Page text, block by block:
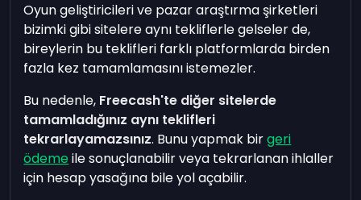
Oyun geliştiricileri ve pazar araştırma şirketleri
bizimki gibi sitelere aynı tekliflerle gelseler de,
bireylerin bu teklifleri farklı platformlarda birden
fazla kez tamamlamasını istemezler.
Bu nedenle, Freecash'te diğer sitelerde
tamamladığınız aynı teklifleri
tekrarlayamazsınız. Bunu yapmak birgeri
ödeme ile sonuçlanabilir veya tekrarlanan ihlaller
için hesap yasağına bile yol açabilir.